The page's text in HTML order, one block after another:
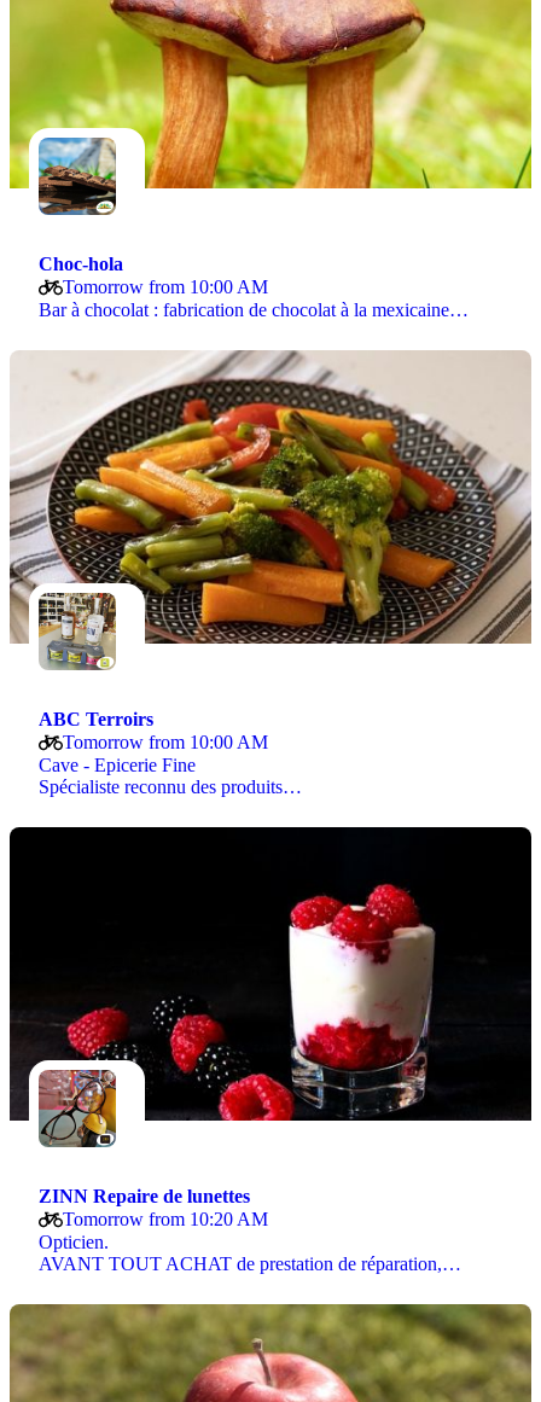
Choc-hola
Tomorrow from 10:00 AM
Bar à chocolat : fabrication de chocolat à la mexicaine…
ABC Terroirs
Tomorrow from 10:00 AM
Cave - Epicerie Fine
Spécialiste reconnu des produits…
ZINN Repaire de lunettes
Tomorrow from 10:20 AM
Opticien.
AVANT TOUT ACHAT de prestation de réparation,…